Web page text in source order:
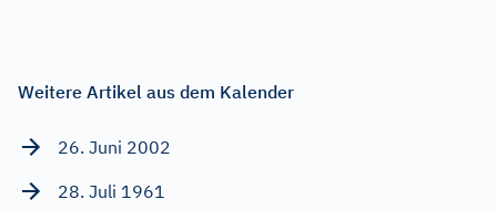
Weitere Artikel aus dem Kalender
26. Juni 2002
28. Juli 1961